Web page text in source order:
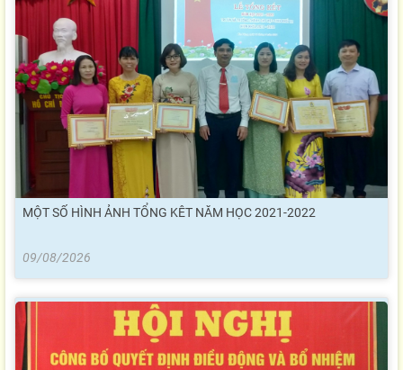
MỘT SỐ HÌNH ẢNH TỔNG KÊT NĂM HỌC 2021-2022
09/08/2026